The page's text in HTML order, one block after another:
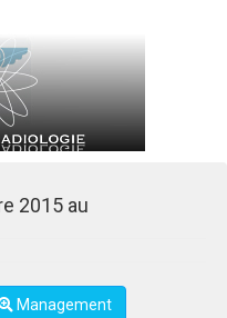
2015 au
Management